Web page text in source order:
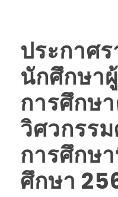
ประกาศ
นักศึกษา
การศึกษ
วิศวกรร
การศึกษ
ศึกษา